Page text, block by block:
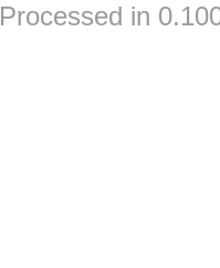
Processed in